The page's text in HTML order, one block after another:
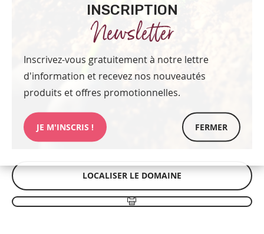
LOCALISER LE DOMAINE
INSCRIPTION
Newsletter
Inscrivez-vous gratuitement à notre lettre
d'information et recevez nos nouveautés
produits et offres promotionnelles.
JE M'INSCRIS ! FERMER